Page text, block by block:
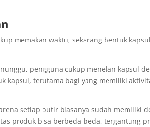
memakan waktu, sekarang bentuk kapsul
pengguna cukup menelan kapsul
kapsul, terutama bagi yang memiliki
setiap butir biasanya sudah memiliki
produk bisa berbeda-beda, tergantung